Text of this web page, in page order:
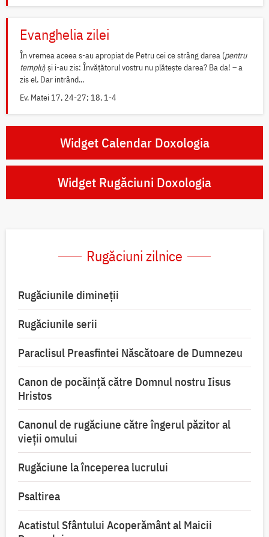
Evanghelia zilei
În vremea aceea s-au apropiat de Petru cei ce strâng darea (pentru
templu) și i-au zis: Învățătorul vostru nu plătește darea? Ba da! – a
zis el. Dar intrând...
Ev. Matei 17, 24-27; 18, 1-4
Widget Calendar Doxologia
Widget Rugăciuni Doxologia
Rugăciuni zilnice
Rugăciunile dimineții
Rugăciunile serii
Paraclisul Preasfintei Născătoare de Dumnezeu
Canon de pocăință către Domnul nostru Iisus
Hristos
Canonul de rugăciune către îngerul păzitor al
vieții omului
Rugăciune la începerea lucrului
Psaltirea
Acatistul Sfântului Acoperământ al Maicii